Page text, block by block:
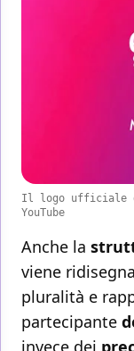
Il logo ufficiale di
YouTube
Anche la
viene
pluralità e
partecipante